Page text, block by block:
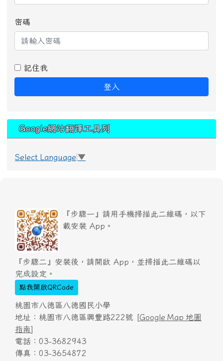
密碼
記住我
登入
Google網站翻譯工具列
Select Language ▼
『步驟一』請用手機掃描此二維碼，以下
載安裝 App。
『步驟二』安裝後，請開啟 App，並掃描此二維碼以
完成設定。
點我開啟QRCode
桃園市八德區八德國民小學
地址：桃園市八德區興豐路222號 [Google Map 地圖
指南]
電話：03-3682943
傳真：03-3654872